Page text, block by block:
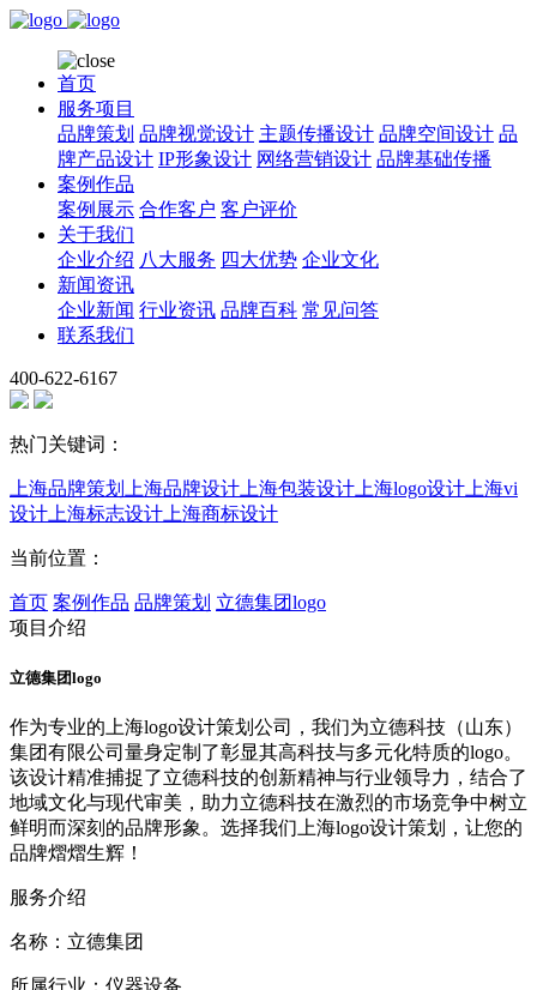
首页
服务项目
品牌策划 品牌视觉设计 主题传播设计 品牌空间设计 品
牌产品设计 IP形象设计 网络营销设计 品牌基础传播
案例作品
案例展示 合作客户 客户评价
关于我们
企业介绍 八大服务 四大优势 企业文化
新闻资讯
企业新闻 行业资讯 品牌百科 常见问答
联系我们
400-622-6167
热门关键词：
上海品牌策划 上海品牌设计 上海包装设计 上海logo设计 上海vi
设计 上海标志设计 上海商标设计
当前位置：
首页 案例作品 品牌策划 立德集团logo
项目介绍
立德集团logo
作为专业的上海logo设计策划公司，我们为立德科技（山东）
集团有限公司量身定制了彰显其高科技与多元化特质的logo。
该设计精准捕捉了立德科技的创新精神与行业领导力，结合了
地域文化与现代审美，助力立德科技在激烈的市场竞争中树立
鲜明而深刻的品牌形象。选择我们上海logo设计策划，让您的
品牌熠熠生辉！
服务介绍
名称：立德集团